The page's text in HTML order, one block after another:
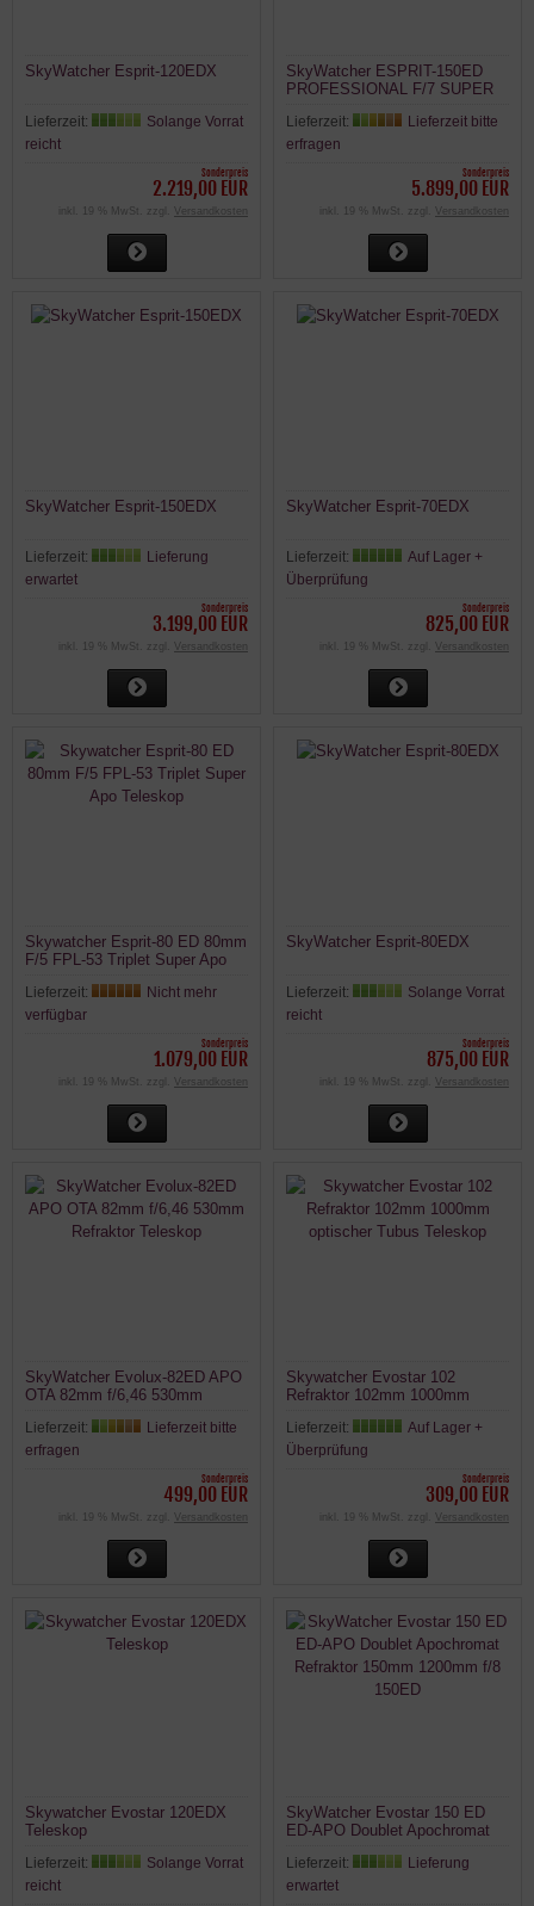
SkyWatcher Esprit-120EDX
Lieferzeit:
Solange Vorrat
reicht
Sonderpreis
2.219,00 EUR
inkl. 19 % MwSt. zzgl. Versandkosten
SkyWatcher ESPRIT-150ED
PROFESSIONAL F/7 SUPER
Lieferzeit:
Lieferzeit bitte
erfragen
Sonderpreis
5.899,00 EUR
inkl. 19 % MwSt. zzgl. Versandkosten
SkyWatcher Esprit-150EDX
Lieferzeit:
Lieferung
erwartet
Sonderpreis
3.199,00 EUR
inkl. 19 % MwSt. zzgl. Versandkosten
SkyWatcher Esprit-70EDX
Lieferzeit:
Auf Lager +
Überprüfung
Sonderpreis
825,00 EUR
inkl. 19 % MwSt. zzgl. Versandkosten
Skywatcher Esprit-80 ED 80mm
F/5 FPL-53 Triplet Super Apo
Lieferzeit:
Nicht mehr
verfügbar
Sonderpreis
1.079,00 EUR
inkl. 19 % MwSt. zzgl. Versandkosten
SkyWatcher Esprit-80EDX
Lieferzeit:
Solange Vorrat
reicht
Sonderpreis
875,00 EUR
inkl. 19 % MwSt. zzgl. Versandkosten
SkyWatcher Evolux-82ED APO
OTA 82mm f/6,46 530mm
Lieferzeit:
Lieferzeit bitte
erfragen
Sonderpreis
499,00 EUR
inkl. 19 % MwSt. zzgl. Versandkosten
Skywatcher Evostar 102
Refraktor 102mm 1000mm
Lieferzeit:
Auf Lager +
Überprüfung
Sonderpreis
309,00 EUR
inkl. 19 % MwSt. zzgl. Versandkosten
Skywatcher Evostar 120EDX
Teleskop
Lieferzeit:
Solange Vorrat
reicht
SkyWatcher Evostar 150 ED
ED-APO Doublet Apochromat
150ED
Lieferzeit:
Lieferung
erwartet